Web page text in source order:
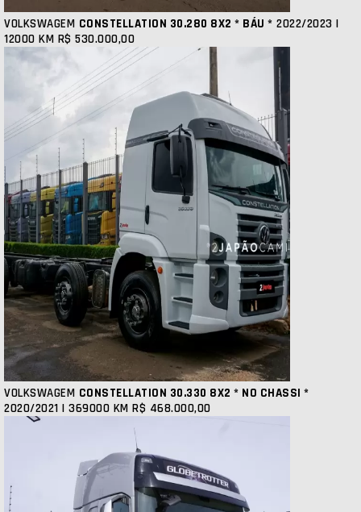
VOLKSWAGEM CONSTELLATION 30.280 8X2 * BÁU * 2022/2023 |
12000 KM R$ 530.000,00
VOLKSWAGEM CONSTELLATION 30.330 8X2 * NO CHASSI *
2020/2021 | 369000 KM R$ 468.000,00